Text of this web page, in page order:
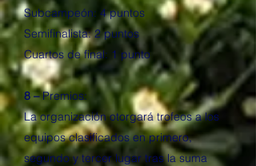
Subcampeón: 4 puntos
Semifinalista: 2 puntos
Cuartos de final: 1 punto
8 –Premios:
La organización otorgará trofeos a los
equipos clasificados en primero,
segundo y tercer lugar tras la suma